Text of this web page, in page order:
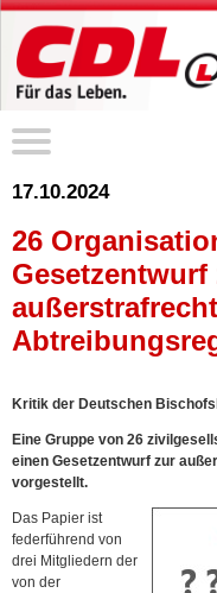
17.10.2024
26
Gesetzentwurf
Kritik der Deutschen
Eine Gruppe von 26
einen Gesetzentwurf zur
vorgestellt.
Das Papier ist
federführend von
drei Mitgliedern der
von der